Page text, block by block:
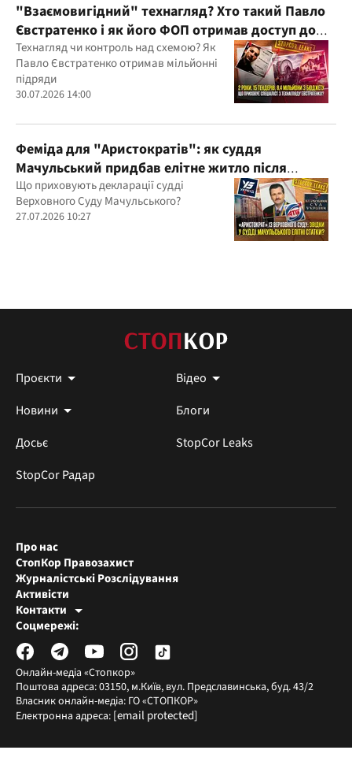
"Взаємовигідний" технагляд? Хто такий Павло
Євстратенко і як його ФОП отримав доступ до
бюджетних мільйонів?
Технагляд чи контроль над схемою? Як
Павло Євстратенко отримав мільйонні
підряди
30.07.2026 14:00
Феміда для "Аристократів": як суддя
Мачульський придбав елітне житло після
вердикту на користь забудовника?
Що приховують декларації судді
Верховного Суду Мачульського?
27.07.2026 10:27
Проєкти
Відео
Новини
Блоги
Досьє
StopCor Leaks
StopCor Радар
Онлайн-медіа «Стопкор»
Поштова адреса: 03150, м.Київ, вул. Предславинська, буд. 43/2
Власник онлайн-медіа: ГО «СТОПКОР»
Електронна адреса: [email protected]
Про нас
СтопКор Правозахист
Журналістські Розслідування
Активісти
Контакти
Редакція СтопКора
Журналісти-розслідувачі
Соцмережі: